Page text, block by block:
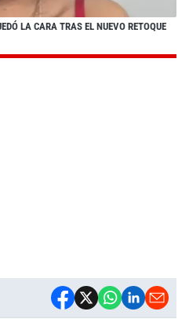
LA CARA TRAS EL NUEVO RETOQUE